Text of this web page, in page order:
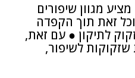
מגוון שיפורים
זאת תוך הקפדה
לתיקון ● עם זאת,
שזקוקות לשיפור,